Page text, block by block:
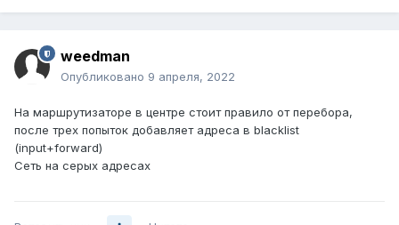
weedman
Опубликовано 9 апреля, 2022
На маршрутизаторе в центре стоит правило от перебора,
после трех попыток добавляет адреса в blacklist
(input+forward)
Сеть на серых адресах